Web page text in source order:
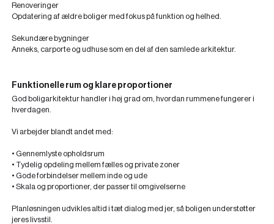
Renoveringer
Opdatering af ældre boliger med fokus på funktion og helhed.
Sekundære bygninger
Anneks, carporte og udhuse som en del af den samlede arkitektur.
Funktionelle rum og klare proportioner
God boligarkitektur handler i høj grad om, hvordan rummene fungerer i
hverdagen.
Vi arbejder blandt andet med:
• Gennemlyste opholdsrum
• Tydelig opdeling mellem fælles og private zoner
• Gode forbindelser mellem inde og ude
• Skala og proportioner, der passer til omgivelserne
Planløsningen udvikles altid i tæt dialog med jer, så boligen understøtter
jeres livsstil.